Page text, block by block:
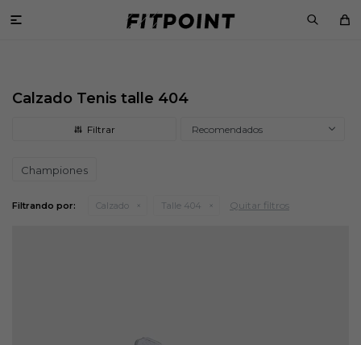

Calzado Tenis talle 404
Recomendados
Championes
Filtrando por: Calzado Talle 404 Quitar filtros